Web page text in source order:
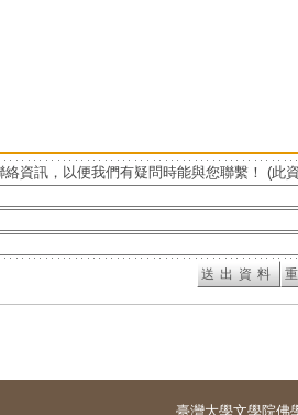
絡資訊，以便我們有疑問時能與您聯繫！ (此
臺灣大學文學院佛